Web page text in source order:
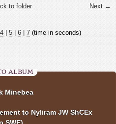
Next →
to folder
4| 5| 6| 7(time in seconds)
ALBUM
Minebea
to Nyliram JW ShCEx